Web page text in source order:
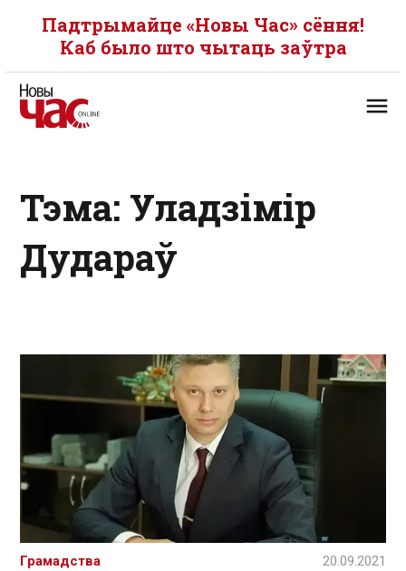
Падтрымайце «Новы Час» сёння!
Каб было што чытаць заўтра
Тэма: Уладзімір
Дудараў
Грамадства 20.09.2021